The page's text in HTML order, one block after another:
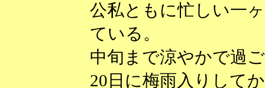
公私ともに忙しい一
ている。
中旬まで涼やかで過
20日に梅雨入りして